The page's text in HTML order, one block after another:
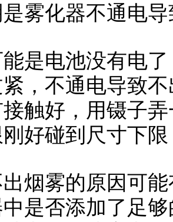
雾化器不通电
是电池没有电
，不通电导致
触好，用镊子
好碰到尺寸下
烟雾的原因可
是否添加了足